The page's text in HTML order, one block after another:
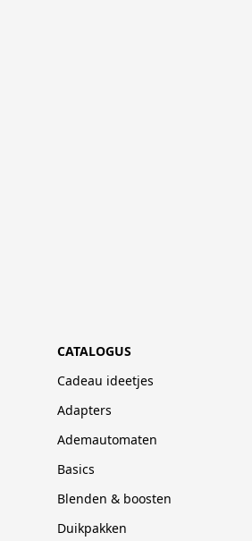
CATALOGUS
Cadeau ideetjes
Adapters
Ademautomaten
Basics
Blenden & boosten
Duikpakken